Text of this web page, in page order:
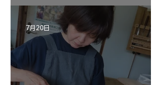
7月20日